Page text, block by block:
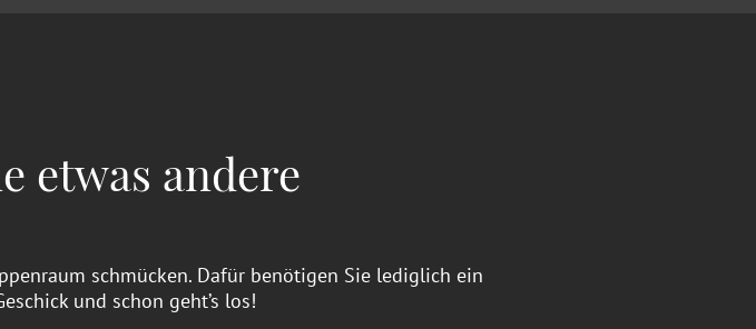
etwas andere
schmücken. Dafür benötigen Sie lediglich ein
und schon geht’s los!